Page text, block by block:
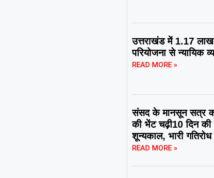
उत्तराखंड में 1.17
परियोजना से न्यायिक
READ MORE »
संसद के मानसून सत्र
की भेंट चढ़ी10 दिन की
शून्यकाल, भारी
READ MORE »